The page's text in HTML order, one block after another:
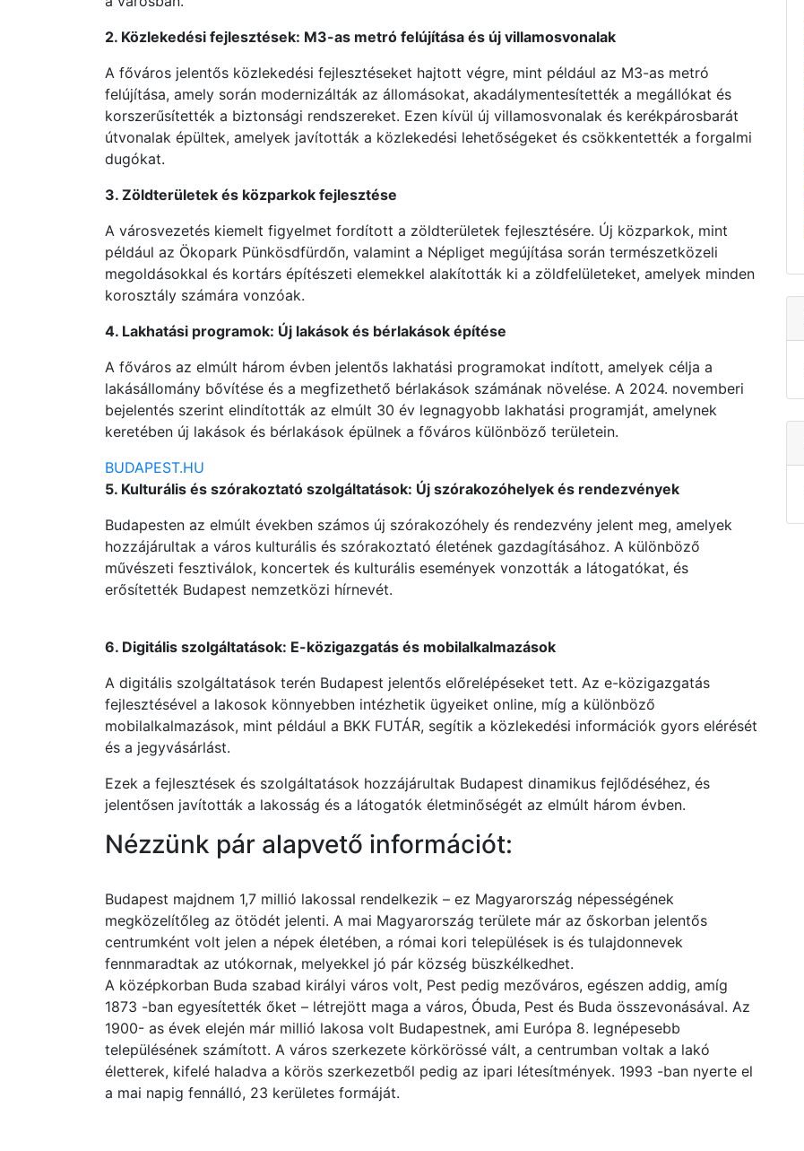
2. Közlekedési fejlesztések: M3-as metró felújítása és új villamosvonalak
A főváros jelentős közlekedési fejlesztéseket hajtott végre, mint például az M3-as metró
felújítása, amely során modernizálták az állomásokat, akadálymentesítették a megállókat és
korszerűsítették a biztonsági rendszereket. Ezen kívül új villamosvonalak és kerékpárosbarát
útvonalak épültek, amelyek javították a közlekedési lehetőségeket és csökkentették a forgalmi
dugókat.
3. Zöldterületek és közparkok fejlesztése
A városvezetés kiemelt figyelmet fordított a zöldterületek fejlesztésére. Új közparkok, mint
például az Ökopark Pünkösdfürdőn, valamint a Népliget megújítása során természetközeli
megoldásokkal és kortárs építészeti elemekkel alakították ki a zöldfelületeket, amelyek minden
korosztály számára vonzóak.
4. Lakhatási programok: Új lakások és bérlakások építése
A főváros az elmúlt három évben jelentős lakhatási programokat indított, amelyek célja a
lakásállomány bővítése és a megfizethető bérlakások számának növelése. A 2024. novemberi
bejelentés szerint elindították az elmúlt 30 év legnagyobb lakhatási programját, amelynek
keretében új lakások és bérlakások épülnek a főváros különböző területein.
BUDAPEST.HU
5. Kulturális és szórakoztató szolgáltatások: Új szórakozóhelyek és rendezvények
Budapesten az elmúlt években számos új szórakozóhely és rendezvény jelent meg, amelyek
hozzájárultak a város kulturális és szórakoztató életének gazdagításához. A különböző
művészeti fesztiválok, koncertek és kulturális események vonzották a látogatókat, és
erősítették Budapest nemzetközi hírnevét.
6. Digitális szolgáltatások: E-közigazgatás és mobilalkalmazások
A digitális szolgáltatások terén Budapest jelentős előrelépéseket tett. Az e-közigazgatás
fejlesztésével a lakosok könnyebben intézhetik ügyeiket online, míg a különböző
mobilalkalmazások, mint például a BKK FUTÁR, segítik a közlekedési információk gyors elérését
és a jegyvásárlást.
Ezek a fejlesztések és szolgáltatások hozzájárultak Budapest dinamikus fejlődéséhez, és
jelentősen javították a lakosság és a látogatók életminőségét az elmúlt három évben.
Nézzünk pár alapvető információt:
Budapest majdnem 1,7 millió lakossal rendelkezik – ez Magyarország népességének
megközelítőleg az ötödét jelenti. A mai Magyarország területe már az őskorban jelentős
centrumként volt jelen a népek életében, a római kori települések is és tulajdonnevek
fennmaradtak az utókornak, melyekkel jó pár község büszkélkedhet.
A középkorban Buda szabad királyi város volt, Pest pedig mezőváros, egészen addig, amíg
1873 -ban egyesítették őket – létrejött maga a város, Óbuda, Pest és Buda összevonásával. Az
1900- as évek elején már millió lakosa volt Budapestnek, ami Európa 8. legnépesebb
településének számított. A város szerkezete körkörössé vált, a centrumban voltak a lakó
életterek, kifelé haladva a körös szerkezetből pedig az ipari létesítmények. 1993 -ban nyerte el
a mai napig fennálló, 23 kerületes formáját.